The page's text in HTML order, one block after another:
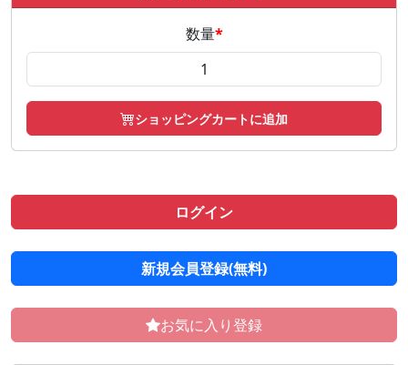
数量*
ショッピングカートに追加
ログイン
新規会員登録(無料)
お気に入り登録